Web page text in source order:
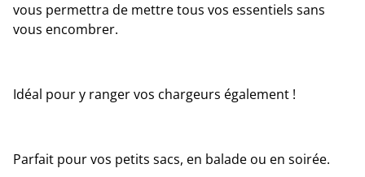
vous permettra de mettre tous vos essentiels sans
vous encombrer.
Idéal pour y ranger vos chargeurs également !
Parfait pour vos petits sacs, en balade ou en soirée.